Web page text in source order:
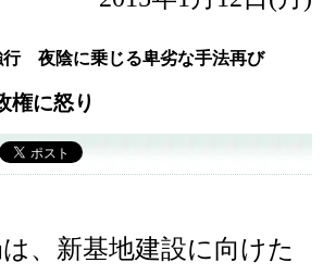
行 夜陰に乗じる卑劣な手法再び
に怒り
、新基地建設に向けた